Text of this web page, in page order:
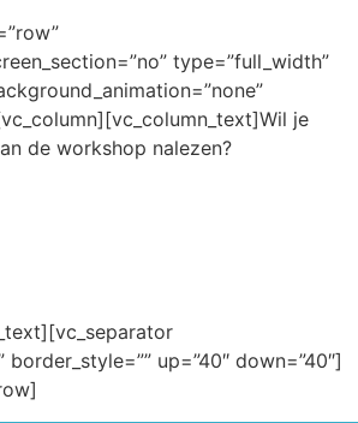
type=”full_width”
je
de workshop nalezen?
up=”40″ down=”40″]